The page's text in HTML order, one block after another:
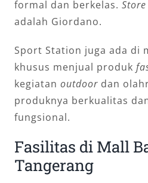
formal dan berkelas. Store
adalah Giordano.
Sport Station juga ada di
khusus menjual produk
kegiatan outdoordan
produknya berkualitas
fungsional.
Fasilitas di Mall
Tangerang